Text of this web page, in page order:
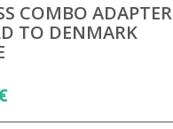
COMBO ADAPTER
TO DENMARK